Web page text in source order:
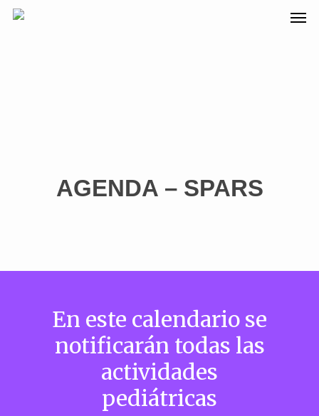
AGENDA – SPARS
En este calendario se
notificarán todas las
actividades
pediátricas